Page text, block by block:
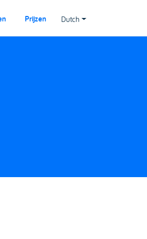
Prijzen Dutch